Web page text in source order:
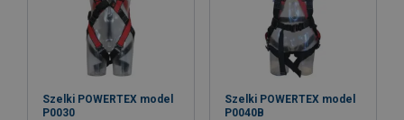
Szelki POWERTEX model
P0030
Szelki POWERTEX model
P0040B